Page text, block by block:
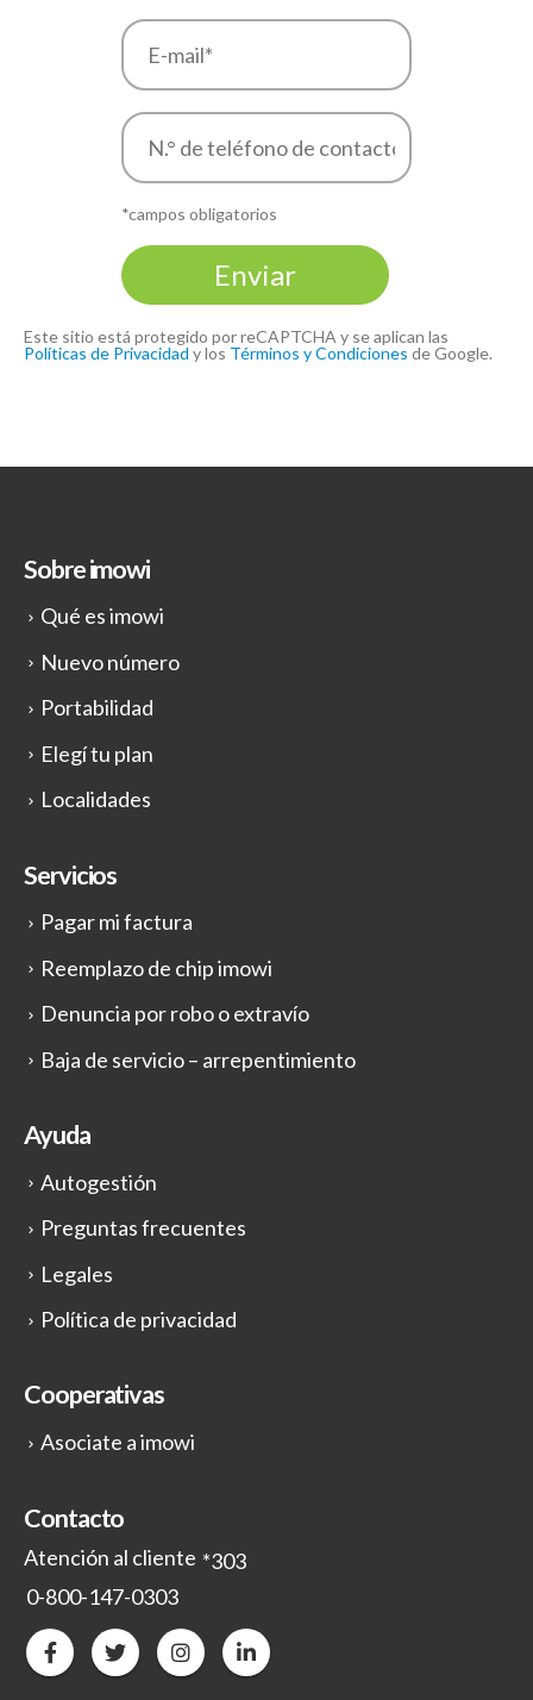
*campos obligatorios
Este sitio está protegido por reCAPTCHA y se aplican las
Políticas de Privacidad y los Términos y Condiciones de Google.
Sobre imowi
Qué es imowi
Nuevo número
Portabilidad
Elegí tu plan
Localidades
Servicios
Pagar mi factura
Reemplazo de chip imowi
Denuncia por robo o extravío
Baja de servicio – arrepentimiento
Ayuda
Autogestión
Preguntas frecuentes
Legales
Política de privacidad
Cooperativas
Asociate a imowi
Contacto
Atención al cliente *303
0-800-147-0303